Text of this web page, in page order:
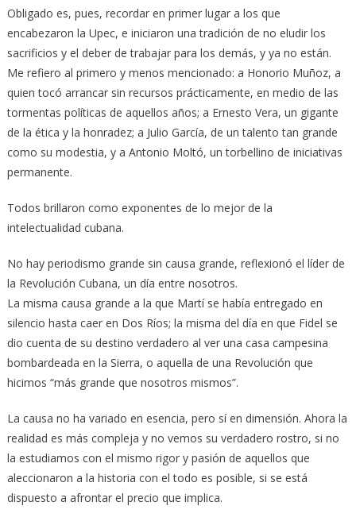
Obligado es, pues, recordar en primer lugar a los que
encabezaron la Upec, e iniciaron una tradición de no eludir los
sacrificios y el deber de trabajar para los demás, y ya no están.
Me refiero al primero y menos mencionado: a Honorio Muñoz, a
quien tocó arrancar sin recursos prácticamente, en medio de las
tormentas políticas de aquellos años; a Ernesto Vera, un gigante
de la ética y la honradez; a Julio García, de un talento tan grande
como su modestia, y a Antonio Moltó, un torbellino de iniciativas
permanente.
Todos brillaron como exponentes de lo mejor de la
intelectualidad cubana.
No hay periodismo grande sin causa grande, reflexionó el líder de
la Revolución Cubana, un día entre nosotros.
La misma causa grande a la que Martí se había entregado en
silencio hasta caer en Dos Ríos; la misma del día en que Fidel se
dio cuenta de su destino verdadero al ver una casa campesina
bombardeada en la Sierra, o aquella de una Revolución que
hicimos “más grande que nosotros mismos”.
La causa no ha variado en esencia, pero sí en dimensión. Ahora la
realidad es más compleja y no vemos su verdadero rostro, si no
la estudiamos con el mismo rigor y pasión de aquellos que
aleccionaron a la historia con el todo es posible, si se está
dispuesto a afrontar el precio que implica.